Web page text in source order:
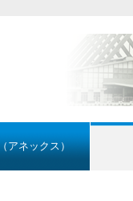
アネックス）